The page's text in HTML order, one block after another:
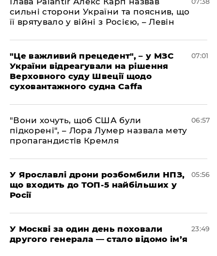
сильні сторони України та пояснив, що
її врятувало у війні з Росією, – Левін
"Це важливий прецедент", – у МЗС
України відреагували на рішення
Верховного суду Швеції щодо
суховантажного судна Caffa
07:01
"Вони хочуть, щоб США були
підкорені", – Лора Лумер назвала мету
пропагандистів Кремля
06:57
У Ярославлі дрони розбомбили НПЗ,
що входить до ТОП-5 найбільших у
Росії
05:56
​У Москві за один день поховали
другого генерала — стало відомо ім’я
23:49